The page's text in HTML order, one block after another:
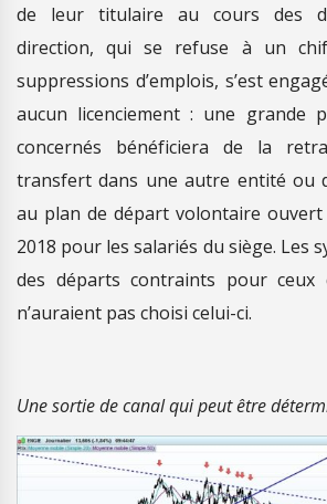
de leur titulaire au cours des
direction, qui se refuse à un
suppressions d’emplois, s’est
aucun licenciement : une grande
concernés bénéficiera de la
transfert dans une autre entité ou
au plan de départ volontaire ouvert
2018 pour les salariés du siège. Les
des départs contraints pour ceux
n’auraient pas choisi celui-ci.
Une sortie de canal qui peut être